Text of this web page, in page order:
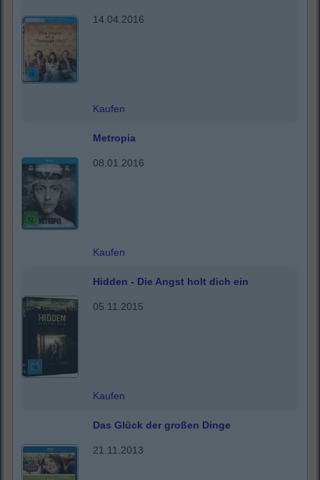
14.04.2016
Kaufen
Metropia
08.01.2016
Kaufen
Hidden - Die Angst holt dich ein
05.11.2015
Kaufen
Das Glück der großen Dinge
21.11.2013